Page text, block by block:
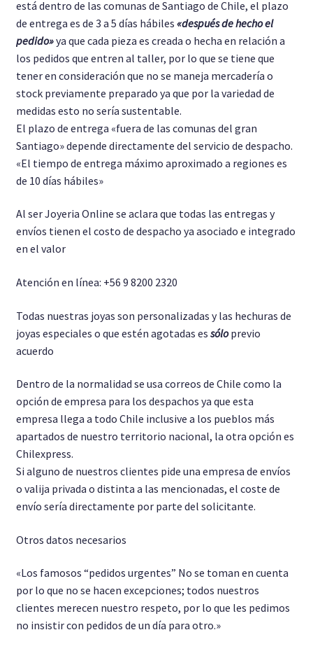
está dentro de las comunas de Santiago de Chile, el plazo
de entrega es de 3 a 5 días hábiles «después de hecho el
pedido»ya que cada pieza es creada o hecha en relación a
los pedidos que entren al taller, por lo que se tiene que
tener en consideración que no se maneja mercadería o
stock previamente preparado ya que por la variedad de
medidas esto no sería sustentable.
El plazo de entrega «fuera de las comunas del gran
Santiago» depende directamente del servicio de despacho.
«El tiempo de entrega máximo aproximado a regiones es
de 10 días hábiles»
Al ser Joyeria Online se aclara que todas las entregas y
envíos tienen el costo de despacho ya asociado e integrado
en el valor
Atención en línea: +56 9 8200 2320
Todas nuestras joyas son personalizadas y las hechuras de
joyas especiales o que estén agotadas es sóloprevio
acuerdo
Dentro de la normalidad se usa correos de Chile como la
opción de empresa para los despachos ya que esta
empresa llega a todo Chile inclusive a los pueblos más
apartados de nuestro territorio nacional, la otra opción es
Chilexpress.
Si alguno de nuestros clientes pide una empresa de envíos
o valija privada o distinta a las mencionadas, el coste de
envío sería directamente por parte del solicitante.
Otros datos necesarios
«Los famosos “pedidos urgentes” No se toman en cuenta
por lo que no se hacen excepciones; todos nuestros
clientes merecen nuestro respeto, por lo que les pedimos
no insistir con pedidos de un día para otro.»